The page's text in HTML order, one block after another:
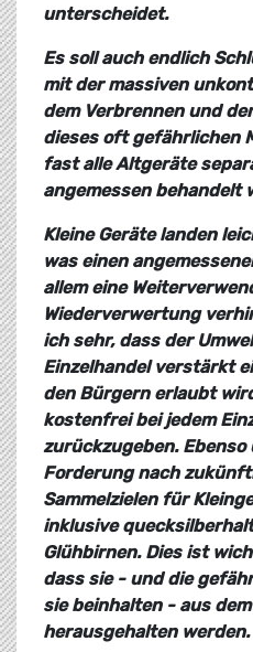
unterscheidet.
Es soll auch endlich
mit der massiven
dem Verbrennen und
dieses oft gefährlichen
fast alle Altgeräte
angemessen behandelt
Kleine Geräte landen
was einen
allem eine
Wiederverwertung
ich sehr, dass der
Einzelhandel verstärkt
den Bürgern erlaubt
kostenfrei bei jedem
zurückzugeben.
Forderung nach
Sammelzielen für
inklusive
Glühbirnen. Dies ist
dass sie - und die
sie beinhalten - aus
herausgehalten werden.